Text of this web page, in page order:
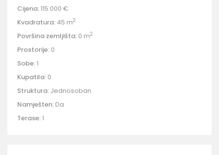
Cijena:115.000 €
Kvadratura: 45 m2
Površina zemljišta: 0 m2
Prostorije: 0
Sobe:1
Kupatila: 0
Struktura: Jednosoban
Namješten: Da
Terase:1